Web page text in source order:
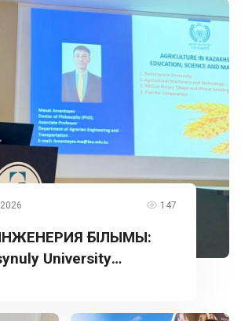
147
ҒЫЛЫМЫ:
University